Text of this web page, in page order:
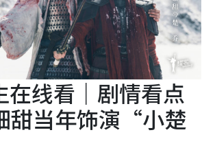
在线看｜剧情看点
甜当年饰演“小楚